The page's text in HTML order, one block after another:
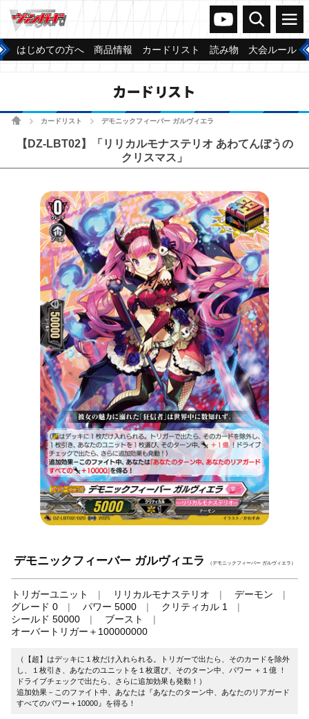
ヴァンガードch
検索 メニュー
はじめての方へ 商品情報 カードリスト 読み物 大会ルール
カードリスト
ホームカードリスト デモニックフィーバー ガルヴィエラ
【DZ-LBT02】「リリカルモナステリオ あわてんぼうの
クリスマス」
デモニックフィーバー ガルヴィエラ （デモニックフィーバー ガルヴィエラ）
トリガーユニット リリカルモナステリオ
デーモン
グレード 0
パワー 5000
クリティカル 1
シールド 50000
ブースト
オーバートリガー＋100000000
（【超】はデッキに１枚だけ入れられる。トリガーで出たら、そのカードを除外
し、１枚引き、あなたのユニットを１枚選び、そのターン中、パワー ＋１億 ！
ドライブチェックで出たら、さらに追加効果も発動！）
追加効果－このファイト中、あなたは『あなたのターン中、あなたのリアガード
すべてのパワー＋10000』を得る！